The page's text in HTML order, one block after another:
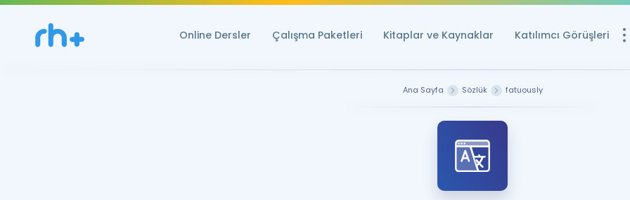
Online Dersler Çalışma Paketleri Kitaplar ve Kaynaklar Katılımcı Görüşleri
Ana Sayfa Sözlük fatuously